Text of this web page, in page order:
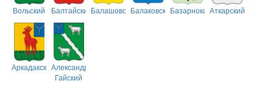
Вольский БалтайскийБалашовскийБалаковскийБазарнокарабулакский
Аткарский
АркадакскийАлександрово-
Гайский